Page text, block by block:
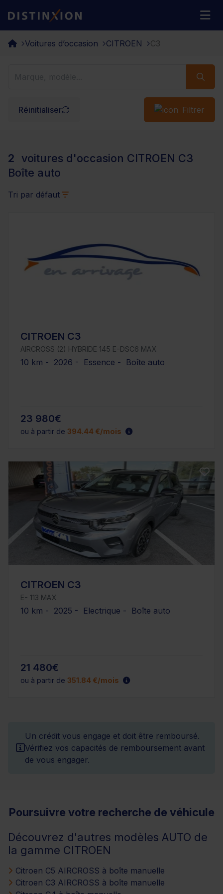
Distinxion
Voitures d’occasion CITROEN C3
Réinitialiser Filtrer
2
voitures d'occasion CITROEN C3
Boîte auto
Tri par défaut
CITROEN C3
AIRCROSS (2) HYBRIDE 145 E-DSC6 MAX
10 km - 2026 - Essence - Boîte auto
23 980€
ou à partir de 394.44 €/mois
CITROEN C3
E- 113 MAX
10 km - 2025 - Electrique - Boîte auto
21 480€
ou à partir de 351.84 €/mois
Un crédit vous engage et doit être remboursé.
Vérifiez vos capacités de remboursement avant
de vous engager.
Poursuivre votre recherche de véhicule
Découvrez d'autres modèles AUTO de
la gamme CITROEN
Citroen C5 AIRCROSS à boîte manuelle
Citroen C3 AIRCROSS à boîte manuelle